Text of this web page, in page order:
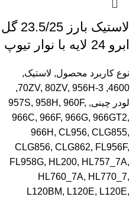
لاستیک بارز 23.5/25 گل
ابرو 24 لایه با نوار تیوپ
نوع کاربرد محصول, لاستیک,
4600
,
70ZV, 80ZV, 956H-3
,
لودر چینی,
957S, 958H , 960F,
966C, 966F, 966G, 966GT2,
966H , CL956, CLG855,
CLG856, CLG862, FL956F,
FL958G, HL200, HL757_7A,
HL760_7A, HL770_7,
L120BM, L120E, L120E,